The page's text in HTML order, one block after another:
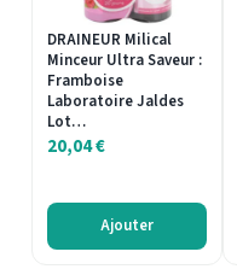
DRAINEUR Milical
Minceur Ultra Saveur :
Framboise
Laboratoire Jaldes
Lot…
20,04€
Ajouter